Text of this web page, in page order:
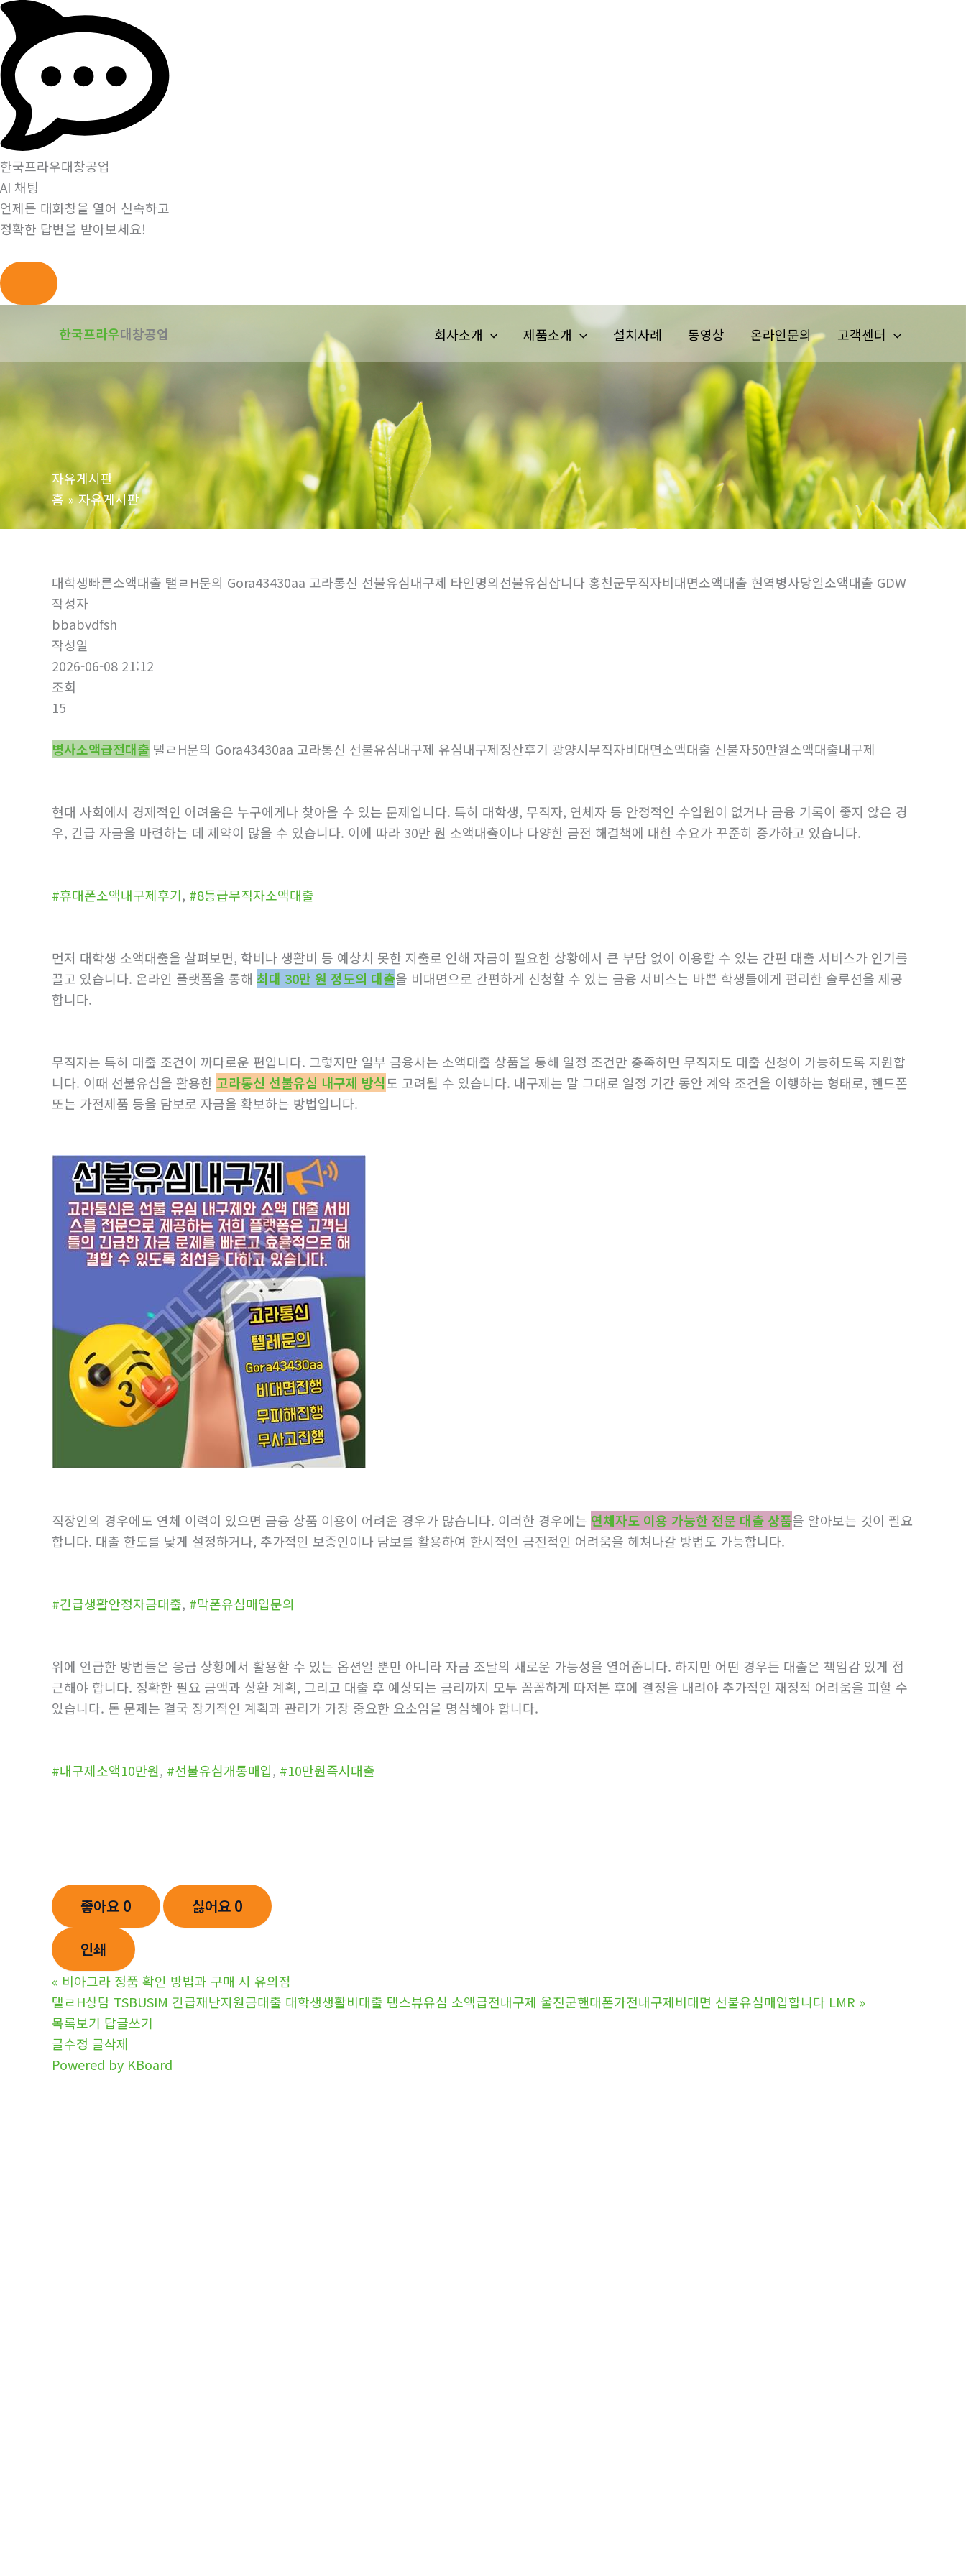
한국프라우대창공업
AI 채팅
언제든 대화창을 열어 신속하고
정확한 답변을 받아보세요!
너
한국프라우대창공업 회사소개 제품소개 설치사례 동영상 온라인문의 고객센터
자유게시판
홈
자유게시판
대학생빠른소액대출 탤ㄹH문의 Gora43430aa 고라통신 선불유심내구제 타인명의선불유심삽니다 홍천군무직자비대면소액대출 현역병사당일소액대출 GDW
작성자
bbabvdfsh
작성일
2026-06-08 21:12
조회
15
병사소액급전대출 탤ㄹH문의 Gora43430aa 고라통신 선불유심내구제 유심내구제정산후기 광양시무직자비대면소액대출 신불자50만원소액대출내구제
현대 사회에서 경제적인 어려움은 누구에게나 찾아올 수 있는 문제입니다. 특히 대학생, 무직자, 연체자 등 안정적인 수입원이 없거나 금융 기록이 좋지 않은 경
우, 긴급 자금을 마련하는 데 제약이 많을 수 있습니다. 이에 따라 30만 원 소액대출이나 다양한 금전 해결책에 대한 수요가 꾸준히 증가하고 있습니다.
#휴대폰소액내구제후기, #8등급무직자소액대출
먼저 대학생 소액대출을 살펴보면, 학비나 생활비 등 예상치 못한 지출로 인해 자금이 필요한 상황에서 큰 부담 없이 이용할 수 있는 간편 대출 서비스가 인기를
끌고 있습니다. 온라인 플랫폼을 통해 최대 30만 원 정도의 대출을 비대면으로 간편하게 신청할 수 있는 금융 서비스는 바쁜 학생들에게 편리한 솔루션을 제공
합니다.
무직자는 특히 대출 조건이 까다로운 편입니다. 그렇지만 일부 금융사는 소액대출 상품을 통해 일정 조건만 충족하면 무직자도 대출 신청이 가능하도록 지원합
니다. 이때 선불유심을 활용한 고라통신 선불유심 내구제 방식도 고려될 수 있습니다. 내구제는 말 그대로 일정 기간 동안 계약 조건을 이행하는 형태로, 핸드폰
또는 가전제품 등을 담보로 자금을 확보하는 방법입니다.
직장인의 경우에도 연체 이력이 있으면 금융 상품 이용이 어려운 경우가 많습니다. 이러한 경우에는 연체자도 이용 가능한 전문 대출 상품을 알아보는 것이 필요
합니다. 대출 한도를 낮게 설정하거나, 추가적인 보증인이나 담보를 활용하여 한시적인 금전적인 어려움을 헤쳐나갈 방법도 가능합니다.
#긴급생활안정자금대출, #막폰유심매입문의
위에 언급한 방법들은 응급 상황에서 활용할 수 있는 옵션일 뿐만 아니라 자금 조달의 새로운 가능성을 열어줍니다. 하지만 어떤 경우든 대출은 책임감 있게 접
근해야 합니다. 정확한 필요 금액과 상환 계획, 그리고 대출 후 예상되는 금리까지 모두 꼼꼼하게 따져본 후에 결정을 내려야 추가적인 재정적 어려움을 피할 수
있습니다. 돈 문제는 결국 장기적인 계획과 관리가 가장 중요한 요소임을 명심해야 합니다.
#내구제소액10만원, #선불유심개통매입, #10만원즉시대출
좋아요 0 싫어요 0
인쇄
« 비아그라 정품 확인 방법과 구매 시 유의점
탤ㄹH상담 TSBUSIM 긴급재난지원금대출 대학생생활비대출 탬스뷰유심 소액급전내구제 울진군핸대폰가전내구제비대면 선불유심매입합니다 LMR »
목록보기 답글쓰기
글수정 글삭제
Powered by KBoard